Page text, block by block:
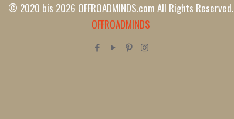
© 2020 bis 2026 OFFROADMINDS.com All Rights Reserved.
OFFROADMINDS